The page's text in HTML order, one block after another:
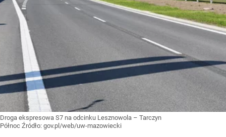
Droga ekspresowa S7 na odcinku Lesznowola – Tarczyn
Północ Źródło: gov.pl/web/uw-mazowiecki